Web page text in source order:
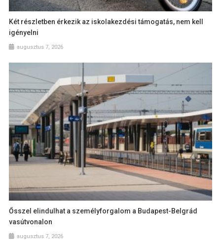
Két részletben érkezik az iskolakezdési támogatás, nem kell
igényelni
augusztus 7, 2026
Ősszel elindulhat a személyforgalom a Budapest-Belgrád
vasútvonalon
augusztus 7, 2026